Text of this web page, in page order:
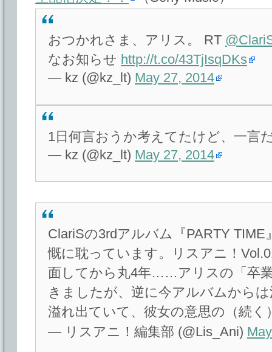
おつかれさま、アリス。 RT
なお知らせ http://t.co/43TjIsqDKs
— kz (@kz_lt) May 27, 2014
1日何言おうか考えてたけど、一言
— kz (@kz_lt) May 27, 2014
ClariSの3rdアルバム『PARTY
慨に耽っています。リスアニ！
面してから丸4年……アリスの「卒
きましたが、逆に今アルバムから
溢れ出ていて、彼女の意思の（続く
— リスアニ！編集部 (@Lis_Ani)